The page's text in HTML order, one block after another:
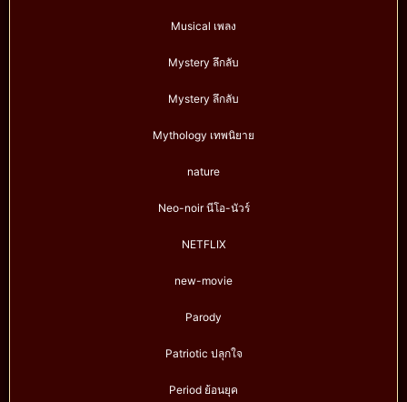
Musical เพลง
Mystery ลึกลับ
Mystery ลึกลับ
Mythology เทพนิยาย
nature
Neo-noir นีโอ-นัวร์
NETFLIX
new-movie
Parody
Patriotic ปลุกใจ
Period ย้อนยุค